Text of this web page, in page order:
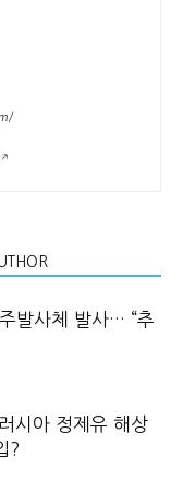
발사체 발사… “추
시아 정제유 해상
?